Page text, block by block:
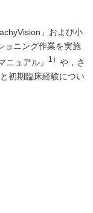
」および小
ョニング作業を実施
ュアル』
1） や，さ
初期臨床経験につい